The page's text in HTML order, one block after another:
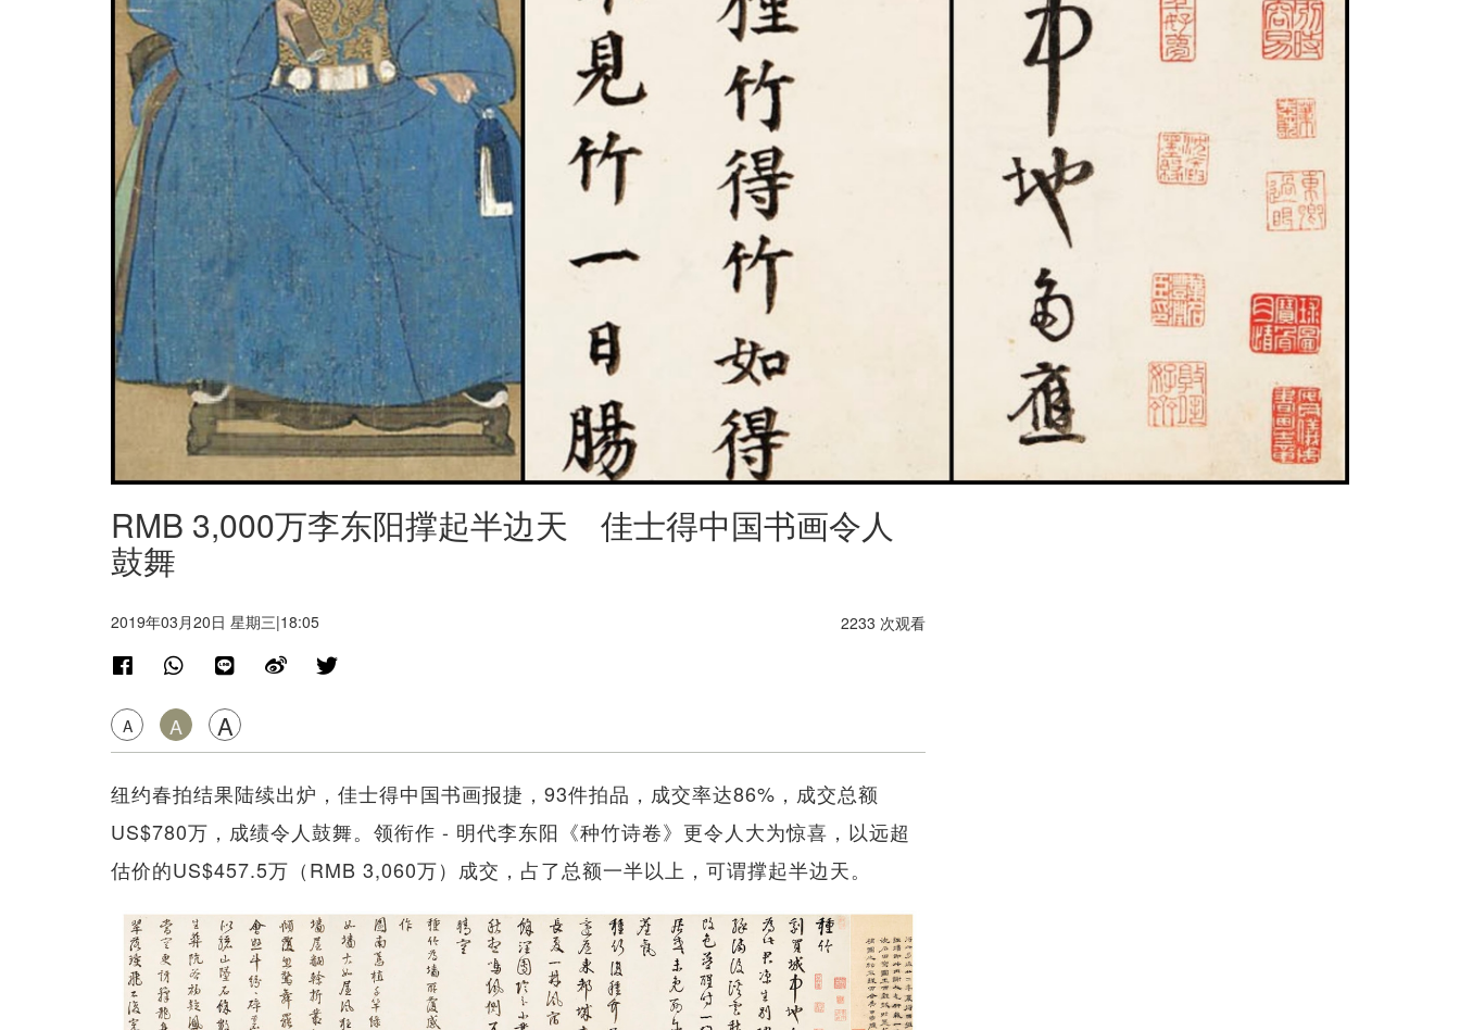
RMB 3,000万李东阳撑起半边天 佳士得中国书画令人
鼓舞
2019年03月20日 星期三|18:05
A A A
2233 次观看
纽约春拍结果陆续出炉，佳士得中国书画报捷，93件拍品，成交率达86%，成交总额
US$780万，成绩令人鼓舞。领衔作 - 明代李东阳《种竹诗卷》更令人大为惊喜，以远超
估价的US$457.5万（RMB 3,060万）成交，占了总额一半以上，可谓撑起半边天。